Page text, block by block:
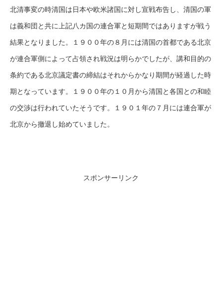
北清事変の時清国は日本や欧米諸国に対し宣戦布告し、清国の軍
は義和団と共に上記八カ国の連合軍と短期間ではありますが戦う
結果となりました。１９００年の８月には清国の首都である北京
が連合軍側によって占領され戦況は明らかでしたが、講和目的の
条約である北京議定書の締結はそれからかなり期間が経過した時
期となっています。１９００年の１０月から清国と各国との和睦
の交渉は行われていたそうです。１９０１年の７月には連合軍が
北京から撤退し始めていました。
スポンサーリンク